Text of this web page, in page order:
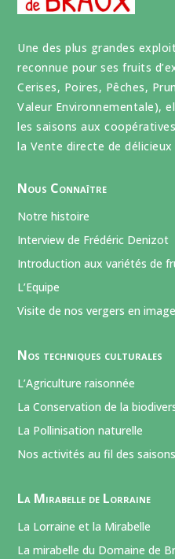
Une des plus grandes
reconnue pour ses fruits
Cerises, Poires, Pêches,
Valeur Environnementale),
les saisons aux
la Vente directe de
Nous Connaître
Notre histoire
Interview de Frédéric Denizot
Introduction aux variétés de
L’Equipe
Visite de nos vergers en
Nos techniques culturales
L’Agriculture raisonnée
La Conservation de la
La Pollinisation naturelle
Nos activités au fil des saisons
La Mirabelle de Lorraine
La Lorraine et la Mirabelle
La mirabelle du Domaine de